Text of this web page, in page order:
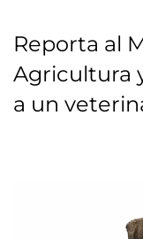
Reporta al
Agricultura
a un